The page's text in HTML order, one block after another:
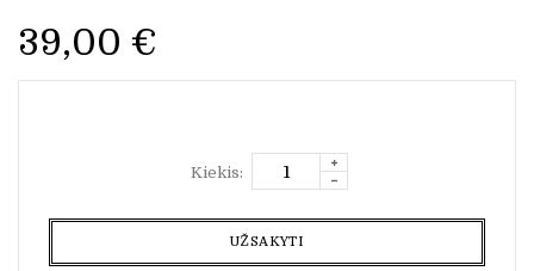
39,00 €
Kiekis:
UŽSAKYTI